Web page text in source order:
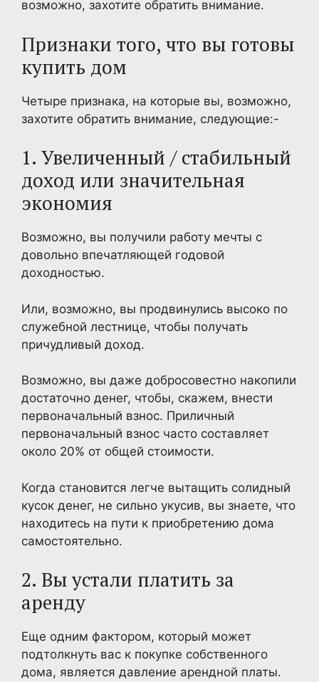
возможно, захотите обратить внимание.
Признаки того, что вы готовы
купить дом
Четыре признака, на которые вы, возможно,
захотите обратить внимание, следующие:-
1. Увеличенный / стабильный
доход или значительная
экономия
Возможно, вы получили работу мечты с
довольно впечатляющей годовой
доходностью.
Или, возможно, вы продвинулись высоко по
служебной лестнице, чтобы получать
причудливый доход.
Возможно, вы даже добросовестно накопили
достаточно денег, чтобы, скажем, внести
первоначальный взнос. Приличный
первоначальный взнос часто составляет
около 20% от общей стоимости.
Когда становится легче вытащить солидный
кусок денег, не сильно укусив, вы знаете, что
находитесь на пути к приобретению дома
самостоятельно.
2. Вы устали платить за
аренду
Еще одним фактором, который может
подтолкнуть вас к покупке собственного
дома, является давление арендной платы.